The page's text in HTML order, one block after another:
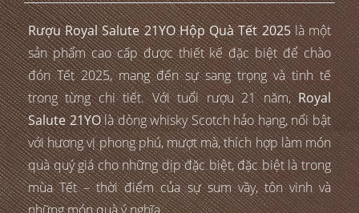
Rượu Royal Salute 21YO Hộp Quà Tết 2025là một
sản phẩm cao cấp được thiết kế đặc biệt để chào
đón Tết 2025, mang đến sự sang trọng và tinh tế
trong từng chi tiết. Với tuổi rượu 21 năm,Royal
Salute 21YOlà dòng whisky Scotch hảo hạng, nổi bật
với hương vị phong phú, mượt mà, thích hợp làm món
quà quý giá cho những dịp đặc biệt, đặc biệt là trong
mùa Tết – thời điểm của sự sum vầy, tôn vinh và